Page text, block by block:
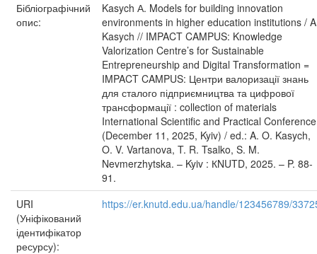
Бібліографічний
опис:
Kasych А. Models for building innovation
environments in higher education institutions /
Kasych // IMPACT CAMPUS: Knowledge
Valorization Centre’s for Sustainable
Entrepreneurship and Digital Transformation =
IMPACT CAMPUS: Центри валоризації знань
для сталого підприємництва та цифрової
трансформації : collection of materials
International Scientific and Practical Conference
(December 11, 2025, Kyiv) / ed.: A. O. Kasych,
O. V. Vartanova, T. R. Tsalko, S. M.
Nevmerzhytska. – Kyiv : КNUTD, 2025. – P. 88-
91.
URI
(Уніфікований
ідентифікатор
ресурсу):
https://er.knutd.edu.ua/handle/123456789/